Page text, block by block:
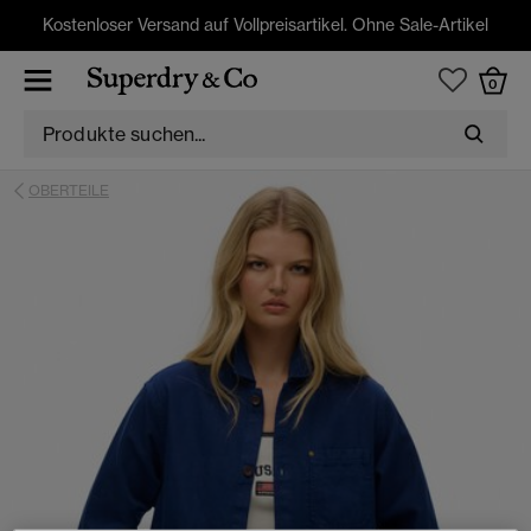
Kostenloser Versand auf Vollpreisartikel. Ohne Sale-Artikel
0
OBERTEILE